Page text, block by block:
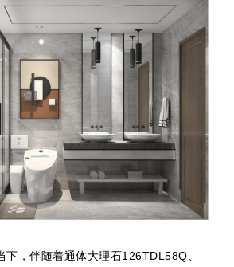
下，伴随着通体大理石126TDL58Q、